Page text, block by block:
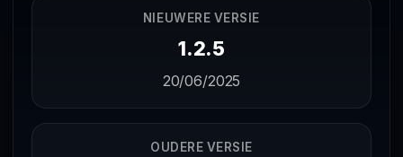
NIEUWERE VERSIE
1.2.5
20/06/2025
OUDERE VERSIE